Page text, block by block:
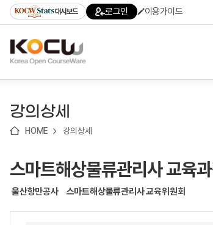
기
기
기
content)
가
대시보드 로그인 이용가이드
강의상세
HOME 강의상세
스마트해상물류관리사 교육
울산항만공사 스마트해상물류관리사 교육위원회